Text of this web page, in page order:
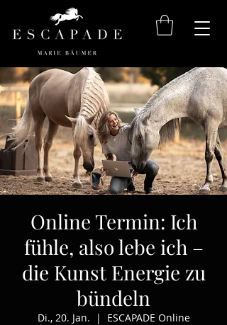
Online Termin: Ich
fühle, also lebe ich –
die Kunst Energie zu
bündeln
Di., 20. Jan.
  |
ESCAPADE Online